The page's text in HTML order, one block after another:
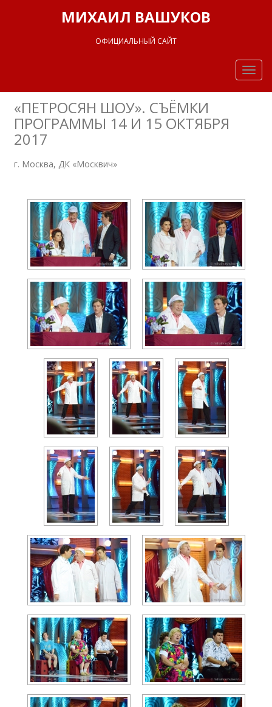
МИХАИЛ ВАШУКОВ
ОФИЦИАЛЬНЫЙ САЙТ
«ПЕТРОСЯН ШОУ». СЪЁМКИ
ПРОГРАММЫ 14 И 15 ОКТЯБРЯ
2017
г. Москва, ДК «Москвич»